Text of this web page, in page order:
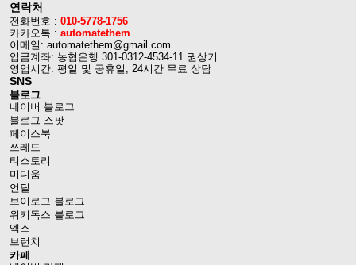
연락처
전화번호 : 010-5778-1756
카카오톡 : automatethem
이메일: automatethem@gmail.com
입금계좌: 농협은행 301-0312-4534-11 권상기
영업시간: 평일 및 공휴일, 24시간 무료 상담
SNS
블로그
네이버 블로그
블로그 스팟
페이스북
쓰레드
티스토리
미디움
언틸
브이로그 블로그
위키독스 블로그
엑스
브런치
카페